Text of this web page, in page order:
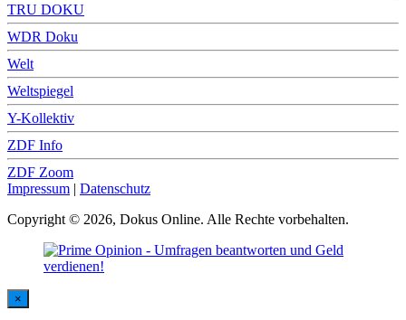
TRU DOKU
WDR Doku
Welt
Weltspiegel
Y-Kollektiv
ZDF Info
ZDF Zoom
Impressum | Datenschutz
Copyright © 2026, Dokus Online. Alle Rechte vorbehalten.
×